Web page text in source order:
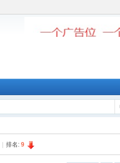
排名: 9